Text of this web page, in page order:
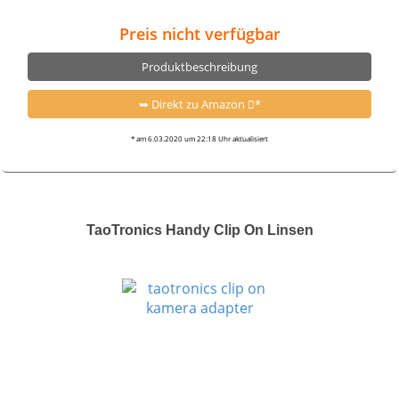
Preis nicht verfügbar
Produktbeschreibung
➥ Direkt zu Amazon *
* am 6.03.2020 um 22:18 Uhr aktualisiert
TaoTronics Handy Clip On Linsen